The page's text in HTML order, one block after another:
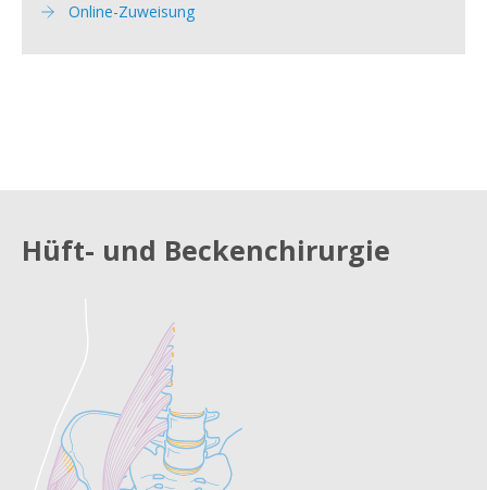
Online-Zuweisung
Hüft- und Beckenchirurgie